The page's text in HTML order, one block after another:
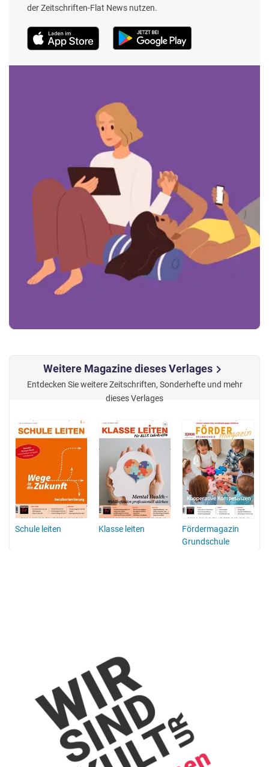
der Zeitschriften-Flat News nutzen.
Weitere Magazine dieses Verlageschevron_right
Entdecken Sie weitere Zeitschriften, Sonderhefte und mehr
dieses Verlages
Schule leiten Klasse leiten
Fördermagazin
Grundschule